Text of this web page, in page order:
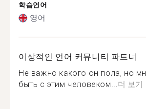
학습언어
영어
이상적인 언어 커뮤니티 파트너
Не важно какого он пола, но
быть с этим человеком...더 보기